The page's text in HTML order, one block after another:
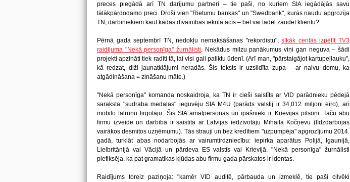
preces piegādā arī TN darījumu partneri – tie paši, no kuriem SIA iegādājās savu
tālākpārdodamo preci. Droši vien "Rietumu bankas" un "Swedbank", kurās naudu apgrozīja
TN, darbiniekiem kaut kādas dīvainības iekrita acīs – bet vai tādēļ zaudēt klientu?
Pērnā gada septembrī TN, nedokļu nemaksāšanas "rekordistu",sīkāk centās izpētīt TV3
raidījuma "Nekā personīga" žurnālisti. Nekādus milzu panākumus viņi gan neguva – šādi
projekti apzināti tiek radīti tā, lai visi gali paliktu ūdenī. (Arī man, "pārstaigājot kartupeļlauku",
kā redzat, diži jaunatklājumi neradās. Šis teksts ir uzsildīta zupa – ar naivu domu, ka
atgādināšana = zināšanu māte.)
"Nekā personīga" komanda noskaidroja, ka TN ir cieši saistīts ar VID parādnieku pēdejā
saraksta "sudraba medaļas" ieguvēju SIA M4U (parāds valstij ir 34,012 miljoni eiro), arī
mobilo tālruņu tirgotāju. Šīs SIA amatpersonas un īpašnieki ir Krievijas pilsoņi. Taču abu
firmu izveide un darbība ir saistīta ar Latvijas iedzīvotāju Mihaila Kočņevu (līdzdarbojas
vairākos desmitos uzņēmumu). Tās strauji un bez kredītiem "uzpumpēja" apgrozījumu 2014.
gadā, turklāt abas nodarbojās ar vairumtirdzniecību: iepirka aparātus Polijā, Igaunijā,
Lielbritānijā vai Vācijā un pārdeva ES valstīs vai Krievijā. "Nekā personīga" žurnālisti
piefiksēja, ka pat gramatikas kļūdas abu firmu gada pārskatos ir identas.
Raidījums toreiz paziņoja: "kamēr VID auditē, pārbauda un izmeklē, tie paši cilvēki